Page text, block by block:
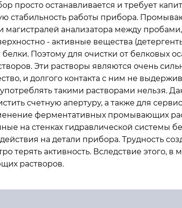
просто останавливается и требует
стабильность работы прибора.
анализатора между
- активные вещества
Поэтому для очистки от белковых
Эти растворы являются очень
и долгого контакта с ним не
такими растворами нельзя.
счетную апертуру, а также для
ферментативных промывающих
на стенках гидравлической системы
на детали прибора. Трудность
терять активность. Вследствие этого,
растворов.